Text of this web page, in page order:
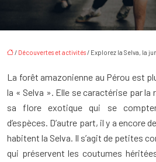
/ Découvertes et activités/ Explorez la Selva, la
La forêt amazonienne au Pérou est
la « Selva ». Elle se caractérise par la
sa flore exotique qui se
d’espèces. D’autre part, il y a encore
habitent la Selva. Il s’agit de petites
qui préservent les coutumes